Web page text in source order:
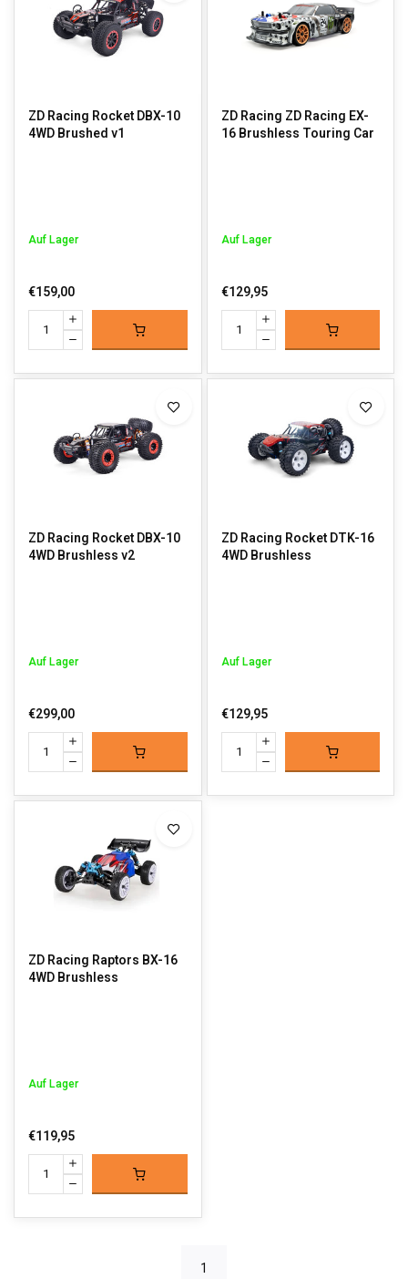
ZD Racing Rocket DBX-10
4WD Brushed v1
Auf Lager
€159,00
ZD Racing ZD Racing EX-
16 Brushless Touring Car
Auf Lager
€129,95
ZD Racing Rocket DBX-10
4WD Brushless v2
Auf Lager
€299,00
ZD Racing Rocket DTK-16
4WD Brushless
Auf Lager
€129,95
ZD Racing Raptors BX-16
4WD Brushless
Auf Lager
€119,95
1